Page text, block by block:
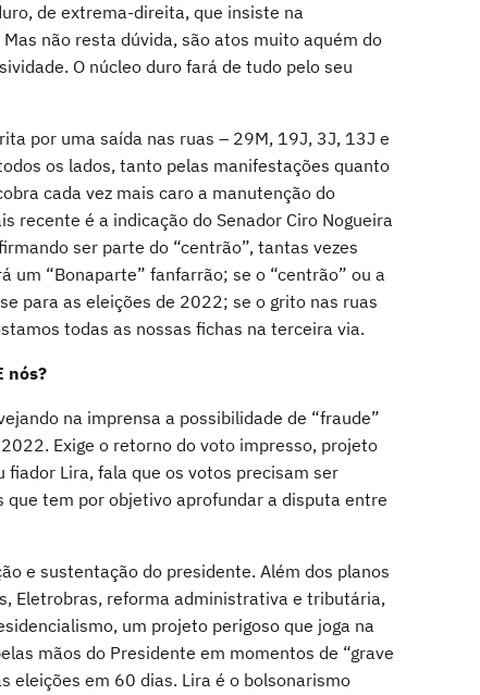
de extrema-direita, que insiste na
não resta dúvida, são atos muito aquém do
O núcleo duro fará de tudo pelo seu
por uma saída nas ruas – 29M, 19J, 3J, 13J e
os lados, tanto pelas manifestações quanto
cada vez mais caro a manutenção do
recente é a indicação do Senador Ciro Nogueira
ser parte do “centrão”, tantas vezes
um “Bonaparte” fanfarrão; se o “centrão” ou a
para as eleições de 2022; se o grito nas ruas
todas as nossas fichas na terceira via.
nós?
na imprensa a possibilidade de “fraude”
Exige o retorno do voto impresso, projeto
fiador Lira, fala que os votos precisam ser
tem por objetivo aprofundar a disputa entre
e sustentação do presidente. Além dos planos
Eletrobras, reforma administrativa e tributária,
um projeto perigoso que joga na
mãos do Presidente em momentos de “grave
eleições em 60 dias. Lira é o bolsonarismo